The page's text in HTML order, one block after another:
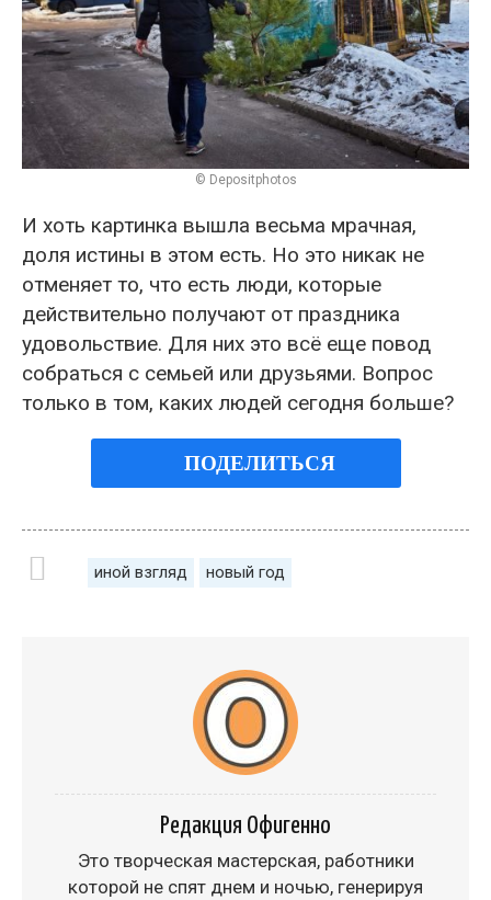
© Depositphotos
И хоть картинка вышла весьма мрачная,
доля истины в этом есть. Но это никак не
отменяет то, что есть люди, которые
действительно получают от праздника
удовольствие. Для них это всё еще повод
собраться с семьей или друзьями. Вопрос
только в том, каких людей сегодня больше?
ПОДЕЛИТЬСЯ
иной взгляд новый год
Редакция Офигенно
Это творческая мастерская, работники
которой не спят днем и ночью, генерируя